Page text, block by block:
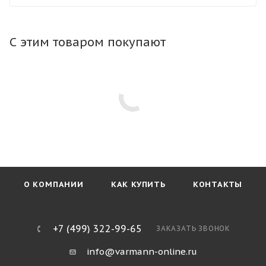
С этим товаром покупают
О КОМПАНИИ КАК КУПИТЬ КОНТАКТЫ
+7 (499) 322-99-65 ЗАКАЗАТЬ ЗВОНОК
info@varmann-online.ru